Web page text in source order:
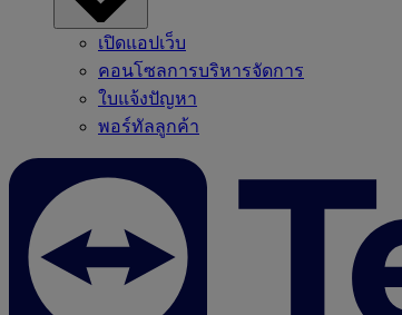
เปิดแอปเว็บ
คอนโซลการบริหารจัดการ
ใบแจ้งปัญหา
พอร์ทัลลูกค้า